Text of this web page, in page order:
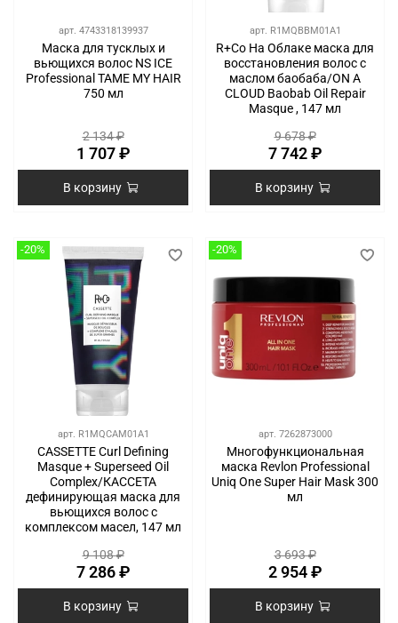
арт. 4743318139937
Маска для тусклых и
вьющихся волос NS ICE
Professional TAME MY HAIR
750 мл
2 134 ₽
1 707 ₽
В корзину
арт. R1MQBBM01A1
R+Co На Облаке маска для
восстановления волос с
маслом баобаба/ON A
CLOUD Baobab Oil Repair
Masque , 147 мл
9 678 ₽
7 742 ₽
В корзину
-20%
арт. R1MQCAM01A1
CASSETTE Curl Defining
Masque + Superseed Oil
Complex/КАССЕТА
дефинирующая маска для
вьющихся волос с
комплексом масел, 147 мл
9 108 ₽
7 286 ₽
В корзину
-20%
арт. 7262873000
Многофункциональная
маска Revlon Professional
Uniq One Super Hair Mask 300
мл
3 693 ₽
2 954 ₽
В корзину